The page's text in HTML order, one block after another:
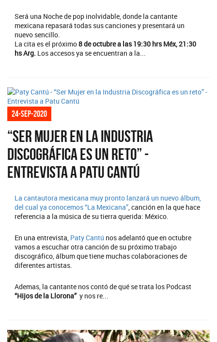
Será una Noche de pop inolvidable, donde la cantante
mexicana repasará todas sus canciones y presentará un
nuevo sencillo.
La cita es el próximo8 de octubre a las 19:30 hrs Méx, 21:30
hs Arg. Los accesos ya se encuentran a la...
24-sep-2020
“Ser Mujer en la Industria
Discográfica es un reto” -
Entrevista a Patu Cantú
La cantautora mexicana muy pronto lanzará un nuevo álbum,
del cual ya conocemos“La Mexicana” , canción en la que hace
referencia a la música de su tierra querida: México.
En una entrevista, Paty Cantú nos adelantó que en octubre
vamos a escuchar otra canción de su próximo trabajo
discográfico, álbum que tiene muchas colaboraciones de
diferentes artistas.
Ademas, la cantante nos contó de qué se trata los Podcast
“Hijos de la Llorona” y nos re...